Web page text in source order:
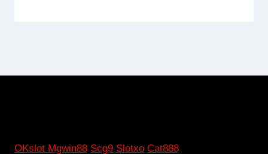
OKslot Mgwin88 Scg9 Slotxo Cat888